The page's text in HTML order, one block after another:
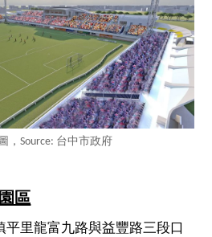
，Source: 台中市政府
區
里龍富九路與益豐路三段口